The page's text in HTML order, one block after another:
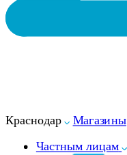
Краснодар
Магазины
Частным лицам